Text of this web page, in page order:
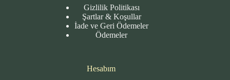
Gizlilik Politikası
Şartlar & Koşullar
İade ve Geri Ödemeler
Ödemeler
Hesabım